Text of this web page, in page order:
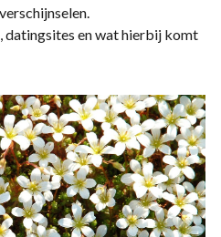
datingsites en wat hierbij komt